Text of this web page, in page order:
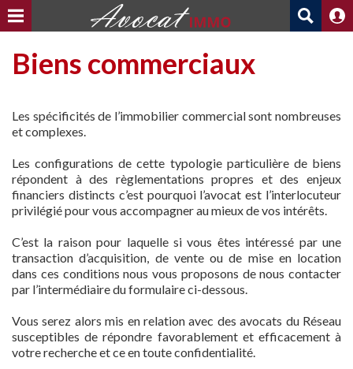
Biens commerciaux
Les spécificités de l’immobilier commercial sont nombreuses
et complexes.
Les configurations de cette typologie particulière de biens
répondent à des règlementations propres et des enjeux
financiers distincts c’est pourquoi l’avocat est l’interlocuteur
privilégié pour vous accompagner au mieux de vos intérêts.
C’est la raison pour laquelle si vous êtes intéressé par une
transaction d’acquisition, de vente ou de mise en location
dans ces conditions nous vous proposons de nous contacter
par l’intermédiaire du formulaire ci-dessous.
Vous serez alors mis en relation avec des avocats du Réseau
susceptibles de répondre favorablement et efficacement à
votre recherche et ce en toute confidentialité.